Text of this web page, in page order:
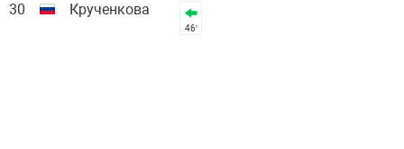
30 Крученкова
46′